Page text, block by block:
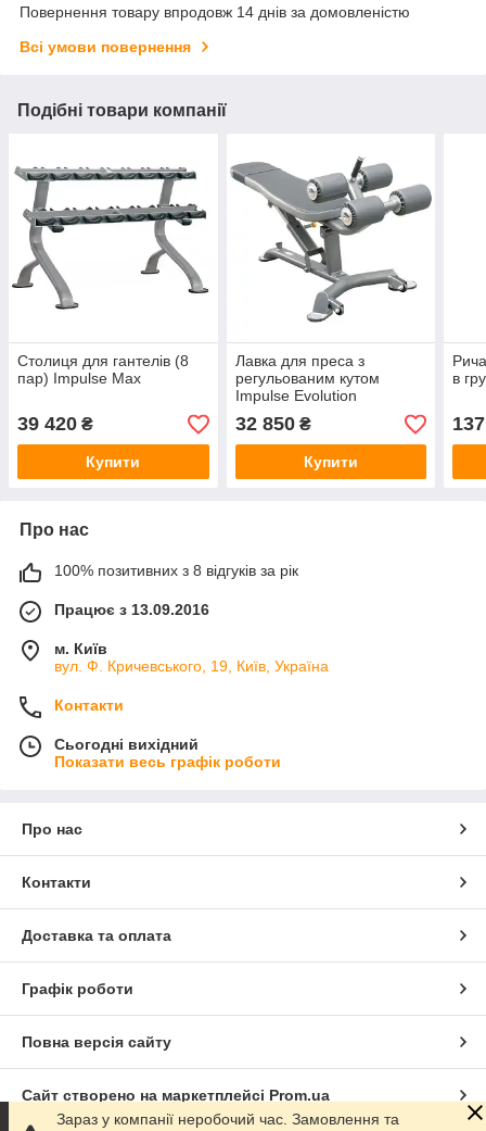
Повернення товару впродовж 14 днів за домовленістю
Всі умови повернення
Подібні товари компанії
Столиця для гантелів (8
пар) Impulse Max
39 420 ₴
Купити
Лавка для преса з
регульованим кутом
Impulse Evolution
32 850₴
Купити
в
Про нас
100% позитивних з 8 відгуків за рік
Працює з 13.09.2016
м. Київ
вул. Ф. Кричевського, 19, Київ, Україна
Контакти
Сьогодні вихідний
Показати весь графік роботи
Про нас
Контакти
Доставка та оплата
Графік роботи
Повна версія сайту
Сайт створено на маркетплейсі Prom.ua
Зараз у компанії неробочий час. Замовлення та